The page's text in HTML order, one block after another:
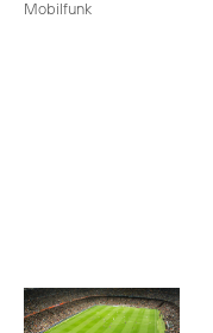
Mobilfunk